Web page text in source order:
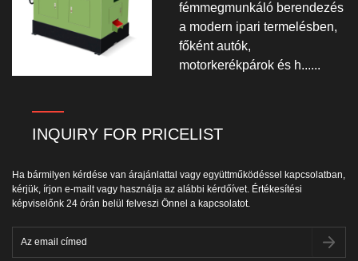
fémmegmunkáló berendezés
a modern ipari termelésben,
főként autók,
motorkerékpárok és h......
INQUIRY FOR PRICELIST
Ha bármilyen kérdése van árajánlattal vagy együttműködéssel kapcsolatban,
kérjük, írjon e-mailt vagy használja az alábbi kérdőívet. Értékesítési
képviselőnk 24 órán belül felveszi Önnel a kapcsolatot.